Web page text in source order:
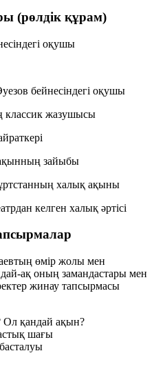
(рөлдік құрам)
оқушы
бейнесіндегі оқушы
жазушысы
зайыбы
халық ақыны
келген халық әртісі
өмір жолы мен
ақ оның замандастары мен
жинау тапсырмасы
қандай ақын?
шағы